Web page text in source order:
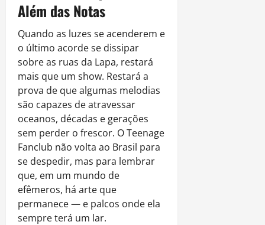
Além das Notas
Quando as luzes se acenderem e
o último acorde se dissipar
sobre as ruas da Lapa, restará
mais que um show. Restará a
prova de que algumas melodias
são capazes de atravessar
oceanos, décadas e gerações
sem perder o frescor. O Teenage
Fanclub não volta ao Brasil para
se despedir, mas para lembrar
que, em um mundo de
efêmeros, há arte que
permanece — e palcos onde ela
sempre terá um lar.